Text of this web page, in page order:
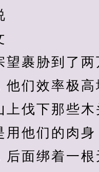
裹胁到了两
他们效率极高
上伐下那些木
用他们的肉身
后面绑着一根